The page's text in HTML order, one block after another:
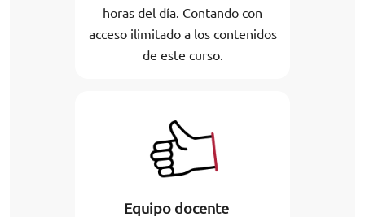
horas del día. Contando con
acceso ilimitado a los contenidos
de este curso.
Equipo docente